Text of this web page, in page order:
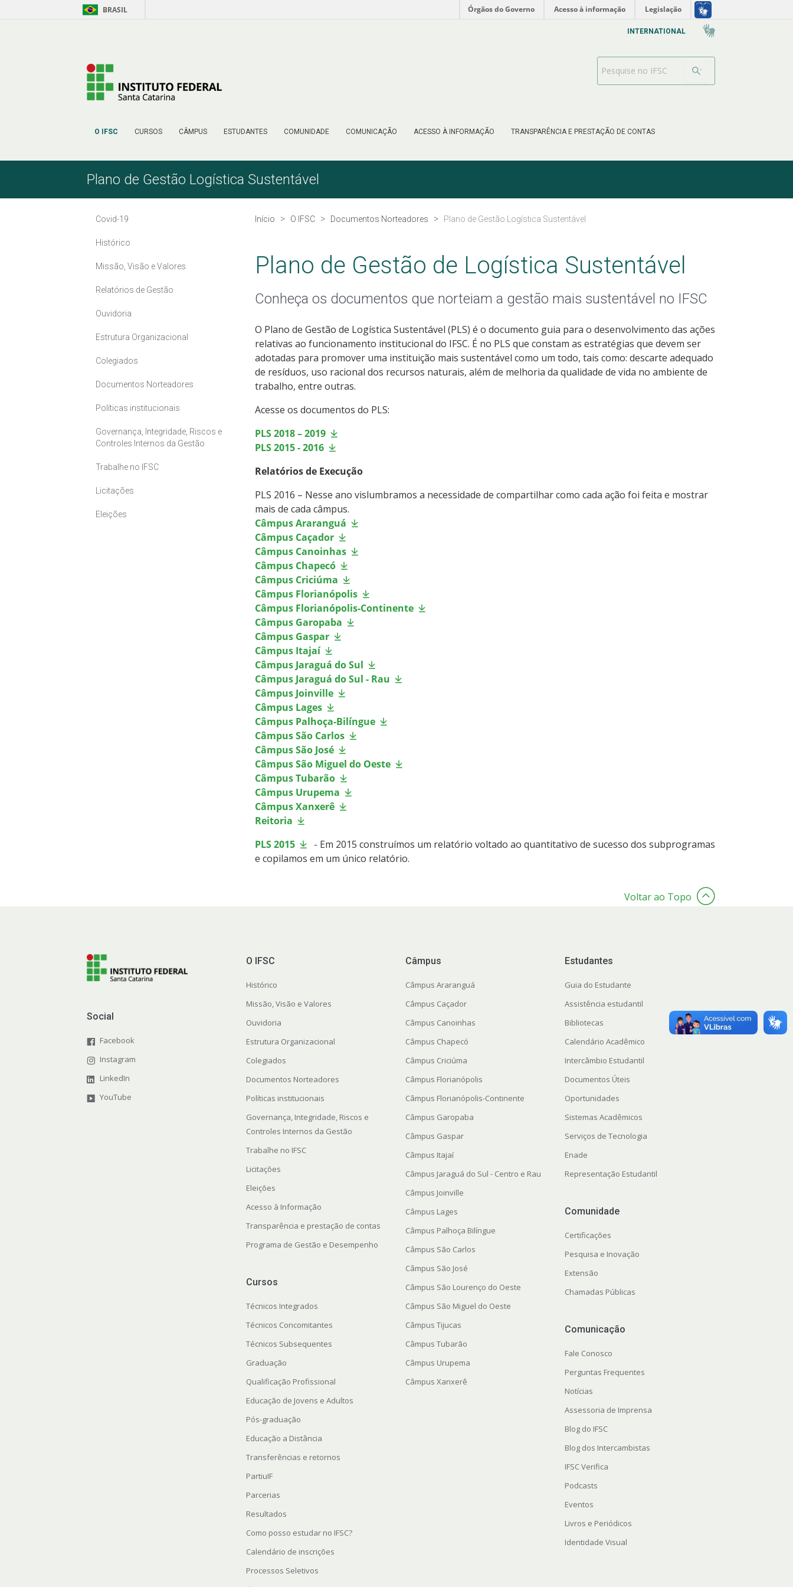
Pular para o Conteúdo BRASIL Órgãos do Governo Acesso à informação Legislação
O IFSC CURSOS CÂMPUS ESTUDANTES COMUNIDADE COMUNICAÇÃO ACESSO À INFORMAÇÃO TRANSPARÊNCIA E PRESTAÇÃO DE CONTAS
INTERNATIONAL
Barra de busca
Plano de Gestão Logística Sustentável
Covid-19
Histórico
Missão, Visão e Valores
Relatórios de Gestão
Ouvidoria
Estrutura Organizacional
Colegiados
Documentos Norteadores
Políticas institucionais
Governança, Integridade, Riscos e
Controles Internos da Gestão
Trabalhe no IFSC
Licitações
Eleições
Início O IFSC Documentos Norteadores Plano de Gestão Logística Sustentável
Plano de Gestão de Logística Sustentável
Conheça os documentos que norteiam a gestão mais sustentável no IFSC
O Plano de Gestão de Logística Sustentável (PLS) é o documento guia para o desenvolvimento das ações
relativas ao funcionamento institucional do IFSC. É no PLS que constam as estratégias que devem ser
adotadas para promover uma instituição mais sustentável como um todo, tais como: descarte adequado
de resíduos, uso racional dos recursos naturais, além de melhoria da qualidade de vida no ambiente de
trabalho, entre outras.
Acesse os documentos do PLS:
PLS 2018 – 2019
PLS 2015 - 2016
Relatórios de Execução
PLS 2016 – Nesse ano vislumbramos a necessidade de compartilhar como cada ação foi feita e mostrar
mais de cada câmpus.
Câmpus Araranguá
Câmpus Caçador
Câmpus Canoinhas
Câmpus Chapecó
Câmpus Criciúma
Câmpus Florianópolis
Câmpus Florianópolis-Continente
Câmpus Garopaba
Câmpus Gaspar
Câmpus Itajaí
Câmpus Jaraguá do Sul
Câmpus Jaraguá do Sul - Rau
Câmpus Joinville
Câmpus Lages
Câmpus Palhoça-Bilíngue
Câmpus São Carlos
Câmpus São José
Câmpus São Miguel do Oeste
Câmpus Tubarão
Câmpus Urupema
Câmpus Xanxerê
Reitoria
PLS 2015
- Em 2015 construímos um relatório voltado ao quantitativo de sucesso dos subprogramas
e copilamos em um único relatório.
Voltar ao Topo
Social
Facebook
Instagram
LinkedIn
YouTube
O IFSC
Histórico
Missão, Visão e Valores
Ouvidoria
Estrutura Organizacional
Colegiados
Documentos Norteadores
Políticas institucionais
Governança, Integridade, Riscos e
Controles Internos da Gestão
Trabalhe no IFSC
Licitações
Eleições
Acesso à Informação
Transparência e prestação de contas
Programa de Gestão e Desempenho
Cursos
Técnicos Integrados
Técnicos Concomitantes
Técnicos Subsequentes
Graduação
Qualificação Profissional
Educação de Jovens e Adultos
Pós-graduação
Educação a Distância
Transferências e retornos
PartiuIF
Parcerias
Resultados
Como posso estudar no IFSC?
Calendário de inscrições
Processos Seletivos
Câmpus
Câmpus Araranguá
Câmpus Caçador
Câmpus Canoinhas
Câmpus Chapecó
Câmpus Criciúma
Câmpus Florianópolis
Câmpus Florianópolis-Continente
Câmpus Garopaba
Câmpus Gaspar
Câmpus Itajaí
Câmpus Jaraguá do Sul - Centro e Rau
Câmpus Joinville
Câmpus Lages
Câmpus Palhoça Bilíngue
Câmpus São Carlos
Câmpus São José
Câmpus São Lourenço do Oeste
Câmpus São Miguel do Oeste
Câmpus Tijucas
Câmpus Tubarão
Câmpus Urupema
Câmpus Xanxerê
Estudantes
Guia do Estudante
Assistência estudantil
Bibliotecas
Calendário Acadêmico
Intercâmbio Estudantil
Documentos Úteis
Oportunidades
Sistemas Acadêmicos
Serviços de Tecnologia
Enade
Representação Estudantil
Comunidade
Certificações
Pesquisa e Inovação
Extensão
Chamadas Públicas
Comunicação
Fale Conosco
Perguntas Frequentes
Notícias
Assessoria de Imprensa
Blog do IFSC
Blog dos Intercambistas
IFSC Verifica
Podcasts
Eventos
Livros e Periódicos
Identidade Visual